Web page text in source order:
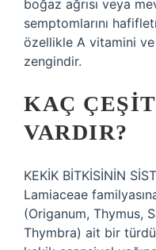
boğaz ağrısı veya
semptomlarını
özellikle A vitamini ve
zengindir.
KAÇ
VARDIR?
KEKİK BİTKİSİNİN
Lamiaceae
(Origanum, Thymus,
Thymbra) ait bir